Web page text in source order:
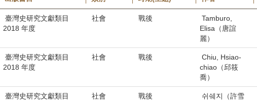
臺灣史研究文獻類目
2018 年度
社會 戰後
Tamburo,
Elisa（唐誼
麗）
臺灣史研究文獻類目
2018 年度
社會 戰後
Chiu, Hsiao-
chiao（邱筱
喬）
臺灣史研究文獻類目
社會 戰後
쉬쉐지（許雪